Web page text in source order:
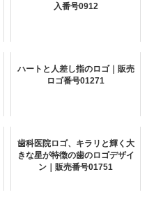
入番号0912
ハートと人差し指のロゴ｜販売
ロゴ番号01271
歯科医院ロゴ、キラリと輝く大
きな星が特徴の歯のロゴデザイ
ン｜販売番号01751